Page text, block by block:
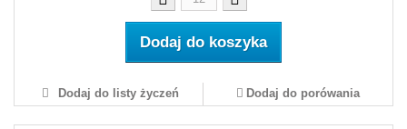
Dodaj do koszyka
Dodaj do listy życzeń Dodaj do porówania